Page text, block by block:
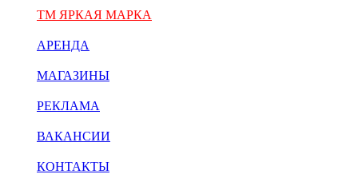
ТМ ЯРКАЯ МАРКА
АРЕНДА
МАГАЗИНЫ
РЕКЛАМА
ВАКАНСИИ
КОНТАКТЫ